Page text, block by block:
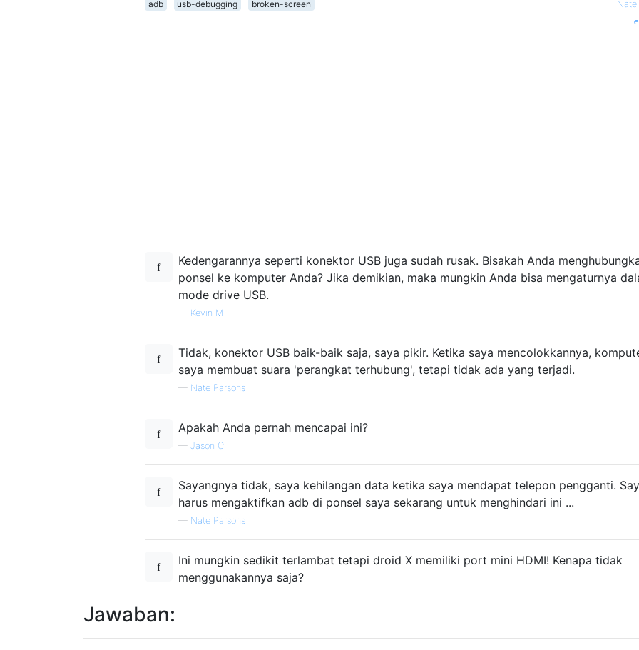
adb usb-debugging broken-screen — Nate
Kedengarannya seperti konektor USB juga sudah rusak. Bisakah Anda
ponsel ke komputer Anda? Jika demikian, maka mungkin Anda bisa mengaturnya
mode drive USB.
— Kevin M
Tidak, konektor USB baik-baik saja, saya pikir. Ketika saya mencolokkannya,
saya membuat suara 'perangkat terhubung', tetapi tidak ada yang terjadi.
— Nate Parsons
Apakah Anda pernah mencapai ini?
— Jason C
Sayangnya tidak, saya kehilangan data ketika saya mendapat telepon pengganti.
harus mengaktifkan adb di ponsel saya sekarang untuk menghindari ini ...
— Nate Parsons
Ini mungkin sedikit terlambat tetapi droid X memiliki port mini HDMI! Kenapa tidak
menggunakannya saja?
Jawaban: